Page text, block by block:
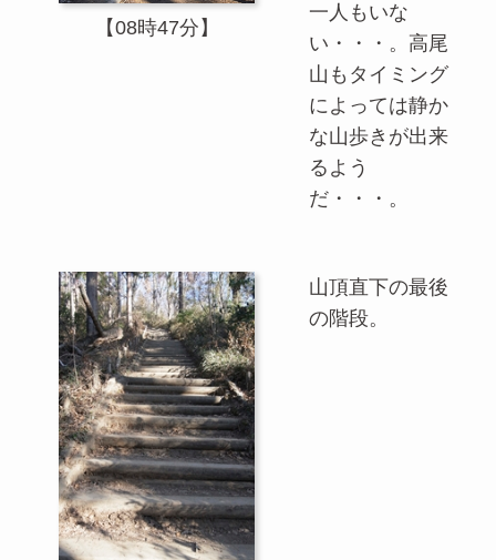
【08時47分】
一人もいな
い・・・。高尾
山もタイミング
によっては静か
な山歩きが出来
るよう
だ・・・。
山頂直下の最後
の階段。